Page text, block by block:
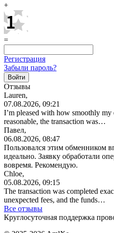
+
=
Регистрация
Забыли пароль?
Отзывы
Lauren,
07.08.2026, 09:21
I’m pleased with how smoothly
reasonable, the transaction was…
Павел,
06.08.2026, 08:47
Пользовался этим обменником
идеально. Заявку обработали
вовремя. Рекомендую.
Chloe,
05.08.2026, 09:15
The transaction was completed
unexpected fees, and the funds…
Все отзывы
Круглосуточная поддержка